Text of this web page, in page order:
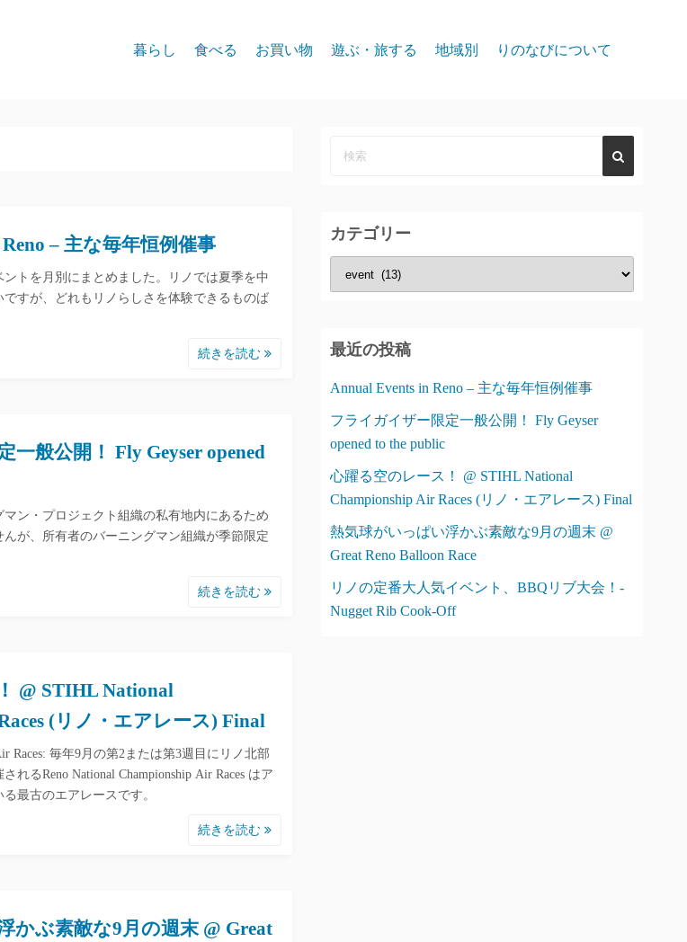
暮らし 食べる お買い物 遊ぶ・旅する 地域別
タホー湖
りのなびについて
– 主な毎年恒例催事
トを月別にまとめました。リノでは夏季を中
すが、どれもリノらしさを体験できるものば
続きを読む
一般公開！ Fly Geyser opened
ン・プロジェクト組織の私有地内にあるため
が、所有者のバーニングマン組織が季節限定
続きを読む
@ STIHL National
(リノ・エアレース) Final
Races: 毎年9月の第2または第3週目にリノ北部
れるReno National Championship Air Races はア
最古のエアレースです。
続きを読む
かぶ素敵な9月の週末 @ Great
カテゴリー
テ
ー
最近の投稿
Annual Events in Reno – 主な毎年恒例催事
フライガイザー限定一般公開！ Fly Geyser
opened to the public
心躍る空のレース！ @ STIHL National
Championship Air Races (リノ・エアレース) Final
熱気球がいっぱい浮かぶ素敵な9月の週末 @
Great Reno Balloon Race
リノの定番大人気イベント、BBQリブ大会！-
Nugget Rib Cook-Off